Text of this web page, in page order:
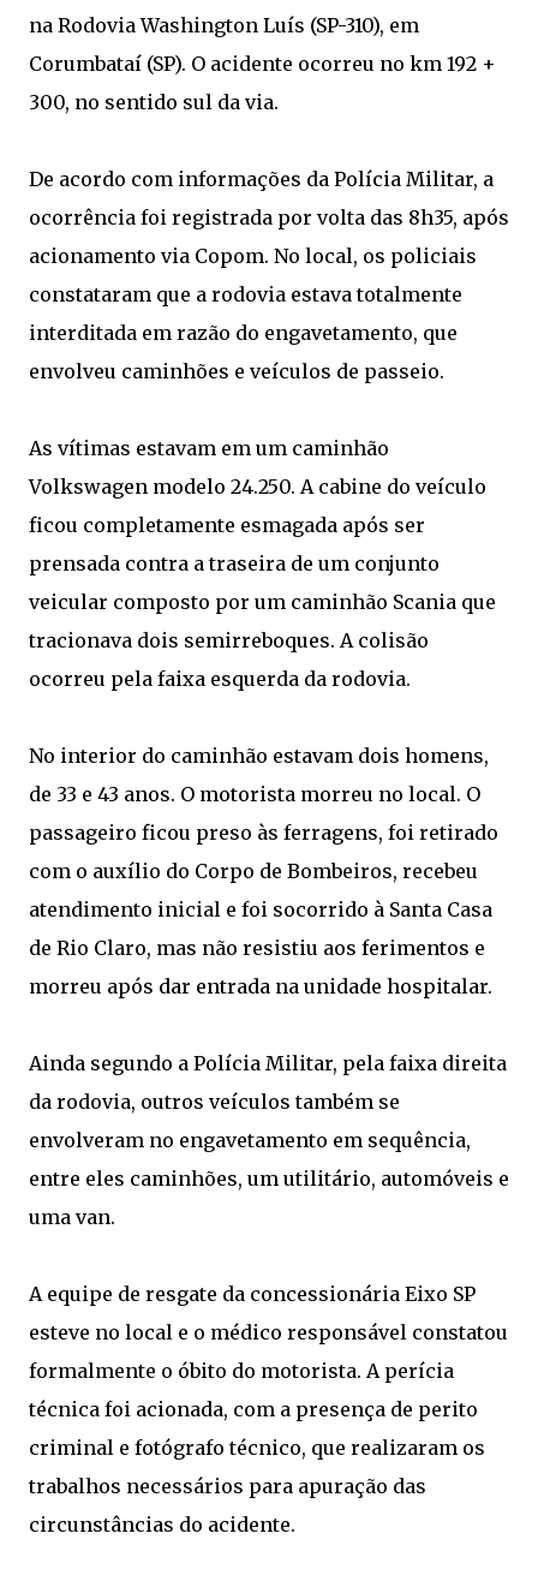
na Rodovia Washington Luís (SP-310), em
Corumbataí (SP). O acidente ocorreu no km 192 +
300, no sentido sul da via.
De acordo com informações da Polícia Militar, a
ocorrência foi registrada por volta das 8h35, após
acionamento via Copom. No local, os policiais
constataram que a rodovia estava totalmente
interditada em razão do engavetamento, que
envolveu caminhões e veículos de passeio.
As vítimas estavam em um caminhão
Volkswagen modelo 24.250. A cabine do veículo
ficou completamente esmagada após ser
prensada contra a traseira de um conjunto
veicular composto por um caminhão Scania que
tracionava dois semirreboques. A colisão
ocorreu pela faixa esquerda da rodovia.
No interior do caminhão estavam dois homens,
de 33 e 43 anos. O motorista morreu no local. O
passageiro ficou preso às ferragens, foi retirado
com o auxílio do Corpo de Bombeiros, recebeu
atendimento inicial e foi socorrido à Santa Casa
de Rio Claro, mas não resistiu aos ferimentos e
morreu após dar entrada na unidade hospitalar.
Ainda segundo a Polícia Militar, pela faixa direita
da rodovia, outros veículos também se
envolveram no engavetamento em sequência,
entre eles caminhões, um utilitário, automóveis e
uma van.
A equipe de resgate da concessionária Eixo SP
esteve no local e o médico responsável constatou
formalmente o óbito do motorista. A perícia
técnica foi acionada, com a presença de perito
criminal e fotógrafo técnico, que realizaram os
trabalhos necessários para apuração das
circunstâncias do acidente.